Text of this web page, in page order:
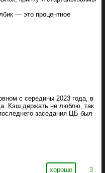
— это процентное
с середины 2023 года, в
Кэш держать не люблю, так
заседания ЦБ был
хорошо 3